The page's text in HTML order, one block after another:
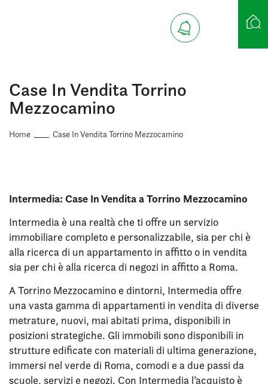
Case In Vendita Torrino
Mezzocamino
Home Case In Vendita Torrino Mezzocamino
Intermedia: Case In Vendita a Torrino Mezzocamino
Intermedia è una realtà che ti offre un servizio
immobiliare completo e personalizzabile, sia per chi è
alla ricerca di un appartamento in affitto o in vendita
sia per chi è alla ricerca di negozi in affitto a Roma.
A Torrino Mezzocamino e dintorni, Intermedia offre
una vasta gamma di appartamenti in vendita di diverse
metrature, nuovi, mai abitati prima, disponibili in
posizioni strategiche. Gli immobili sono disponibili in
strutture edificate con materiali di ultima generazione,
immersi nel verde di Roma, comodi e a due passi da
scuole, servizi e negozi. Con Intermedia l’acquisto è